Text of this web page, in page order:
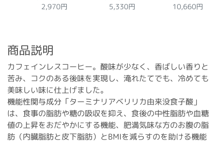
ーミナリアベリ
2,970円 ーミナリアベリ
5,330円 ーミナリアベリ
リカWセット
10,660円
商品説明
カフェインレスコーヒー。酸味が少なく、香ばしい香りと
苦み、コクのある後味を実現し、淹れたてでも、冷めても
美味しい味に仕上げました。
機能性関与成分「ターミナリアベリリカ由来没食子酸」
は、食事の脂肪や糖の吸収を抑え、食後の中性脂肪や血糖
値の上昇をおだやかにする機能、肥満気味な方のお腹の脂
肪（内臓脂肪と皮下脂肪）とBMIを減らすのを助ける機能